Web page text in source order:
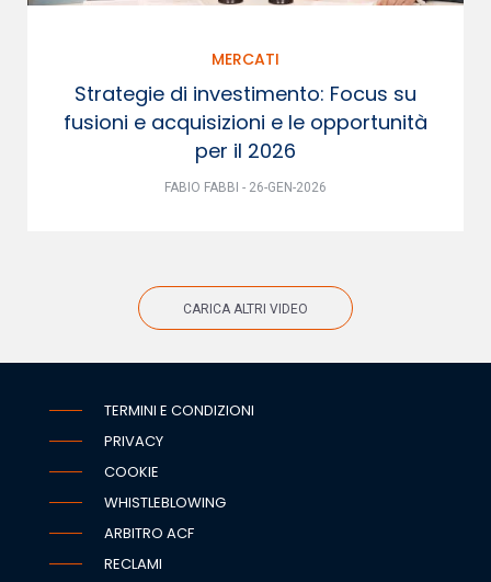
MERCATI
Strategie di investimento: Focus su
fusioni e acquisizioni e le opportunità
per il 2026
FABIO FABBI - 26-GEN-2026
CARICA ALTRI VIDEO
TERMINI E CONDIZIONI
PRIVACY
COOKIE
WHISTLEBLOWING
ARBITRO ACF
RECLAMI